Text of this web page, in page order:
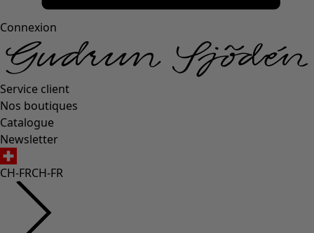
Connexion
Service client
Nos boutiques
Catalogue
Newsletter
CH-FRCH-FR